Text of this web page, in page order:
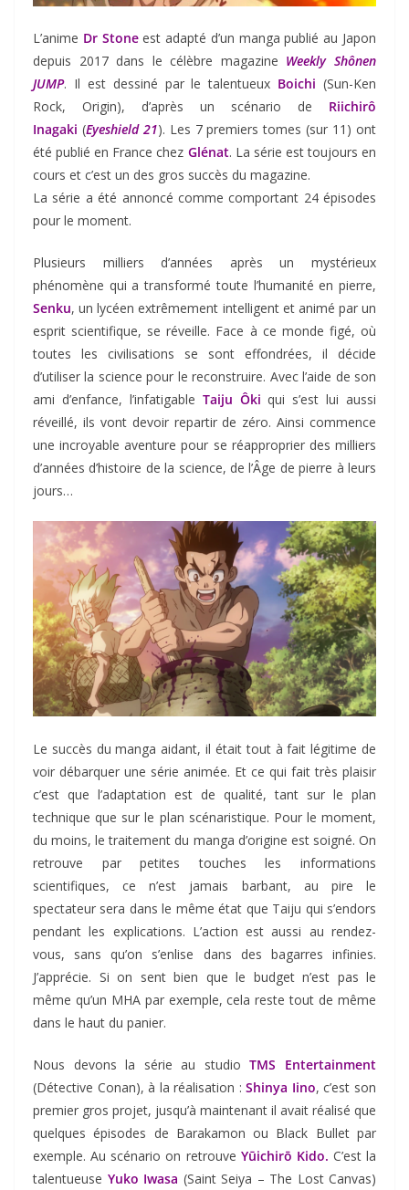
L’anime Dr Stoneest adapté d’un manga publié au Japon
depuis 2017 dans le célèbre magazine Weekly Shônen
JUMP. Il est dessiné par le talentueux Boichi (Sun-Ken
Rock, Origin), d’après un scénario de Riichirô
Inagaki (Eyeshield 21). Les 7 premiers tomes (sur 11) ont
été publié en France chez Glénat. La série est toujours en
cours et c’est un des gros succès du magazine.
La série a été annoncé comme comportant 24 épisodes
pour le moment.
Plusieurs milliers d’années après un mystérieux
phénomène qui a transformé toute l’humanité en pierre,
Senku, un lycéen extrêmement intelligent et animé par un
esprit scientifique, se réveille. Face à ce monde figé, où
toutes les civilisations se sont effondrées, il décide
d’utiliser la science pour le reconstruire. Avec l’aide de son
ami d’enfance, l’infatigable Taiju Ôki qui s’est lui aussi
réveillé, ils vont devoir repartir de zéro. Ainsi commence
une incroyable aventure pour se réapproprier des milliers
d’années d’histoire de la science, de l’Âge de pierre à leurs
jours…
Le succès du manga aidant, il était tout à fait légitime de
voir débarquer une série animée. Et ce qui fait très plaisir
c’est que l’adaptation est de qualité, tant sur le plan
technique que sur le plan scénaristique. Pour le moment,
du moins, le traitement du manga d’origine est soigné. On
retrouve par petites touches les informations
scientifiques, ce n’est jamais barbant, au pire le
spectateur sera dans le même état que Taiju qui s’endors
pendant les explications. L’action est aussi au rendez-
vous, sans qu’on s’enlise dans des bagarres infinies.
J’apprécie. Si on sent bien que le budget n’est pas le
même qu’un MHA par exemple, cela reste tout de même
dans le haut du panier.
Nous devons la série au studioTMS Entertainment
(Détective Conan), à la réalisation :Shinya Iino, c’est son
premier gros projet, jusqu’à maintenant il avait réalisé que
quelques épisodes de Barakamon ou Black Bullet par
exemple. Au scénario on retrouve Yūichirō Kido. C’est la
talentueuse Yuko Iwasa (Saint Seiya – The Lost Canvas)